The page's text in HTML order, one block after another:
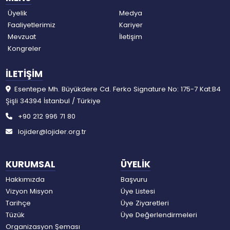
Üyelik
Faaliyetlerimiz
Mevzuat
Kongreler
Medya
Kariyer
İletişim
KURUMSAL
Hakkımızda
Vizyon Misyon
Tarihçe
Tüzük
Organizasyon Şeması
ÜYELİK
Başvuru
Üye Listesi
Üye Ziyaretleri
Üye Değerlendirmeleri
İLETİŞİM
Esentepe Mh. Büyükdere Cd. Ferko Signature No: 175-7 Kat:B4
Şişli 34394 İstanbul / Türkiye
+90 212 996 71 80
lojider@lojider.org.tr